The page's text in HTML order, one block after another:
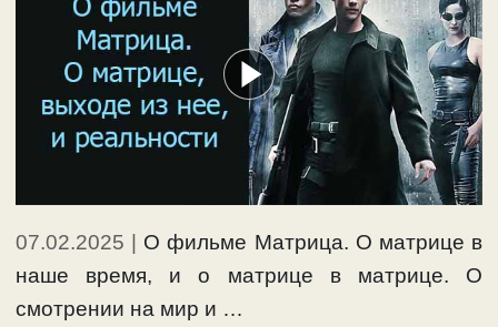
07.02.2025 | О фильме Матрица. О матрице в
наше время, и о матрице в матрице. О
смотрении на мир и …